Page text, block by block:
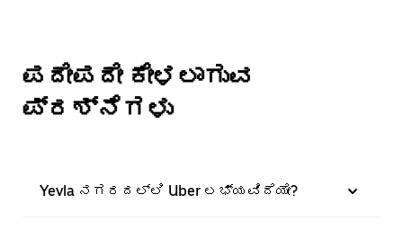
ಪದೇಪದೇ ಕೇಳಲಾಗುವ
ಪ್ರಶ್ನೆಗಳು
Yevla ನಗರದಲ್ಲಿ Uber ಲಭ್ಯವಿದೆಯೇ?